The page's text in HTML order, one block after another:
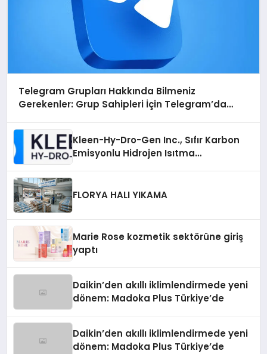
Telegram Grupları Hakkında Bilmeniz
Gerekenler: Grup Sahipleri İçin Telegram’da
Kleen-Hy-Dro-Gen Inc., Sıfır Karbon
Emisyonlu Hidrojen Isıtma
FLORYA HALI YIKAMA
Marie Rose kozmetik sektörüne giriş
yaptı
Daikin’den akıllı iklimlendirmede yeni
dönem: Madoka Plus Türkiye’de
Daikin’den akıllı iklimlendirmede yeni
dönem: Madoka Plus Türkiye’de